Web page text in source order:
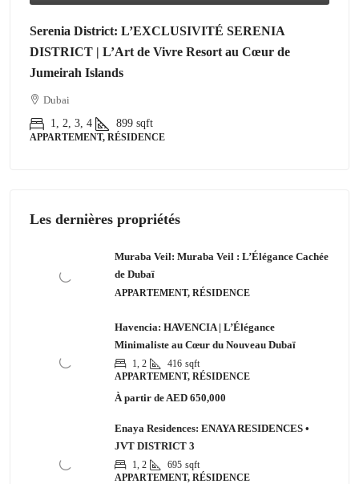
Serenia District: L’EXCLUSIVITÉ SERENIA
DISTRICT | L’Art de Vivre Resort au Cœur de
Jumeirah Islands
Dubai
1, 2, 3, 4
899 sqft
APPARTEMENT, RÉSIDENCE
Les dernières propriétés
Muraba Veil: Muraba Veil : L’Élégance Cachée
de Dubaï
APPARTEMENT, RÉSIDENCE
Havencia: HAVENCIA | L’Élégance
Minimaliste au Cœur du Nouveau Dubaï
1, 2 416 sqft
APPARTEMENT, RÉSIDENCE
À partir de AED 650,000
Enaya Residences: ENAYA RESIDENCES •
JVT DISTRICT 3
1, 2 695 sqft
APPARTEMENT, RÉSIDENCE